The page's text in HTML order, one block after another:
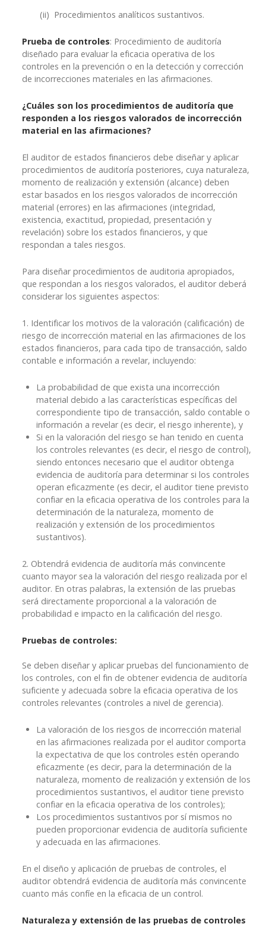
(ii) Procedimientos analíticos sustantivos.
Prueba de controles: Procedimiento de auditoría
diseñado para evaluar la eficacia operativa de los
controles en la prevención o en la detección y corrección
de incorrecciones materiales en las afirmaciones.
¿Cuáles son los procedimientos de auditoría que
responden a los riesgos valorados de incorrección
material en las afirmaciones?
El auditor de estados financieros debe diseñar y aplicar
procedimientos de auditoría posteriores, cuya naturaleza,
momento de realización y extensión (alcance) deben
estar basados en los riesgos valorados de incorrección
material (errores) en las afirmaciones (integridad,
existencia, exactitud, propiedad, presentación y
revelación) sobre los estados financieros, y que
respondan a tales riesgos.
Para diseñar procedimientos de auditoria apropiados,
que respondan a los riesgos valorados, el auditor deberá
considerar los siguientes aspectos:
1. Identificar los motivos de la valoración (calificación) de
riesgo de incorrección material en las afirmaciones de los
estados financieros, para cada tipo de transacción, saldo
contable e información a revelar, incluyendo:
La probabilidad de que exista una incorrección
material debido a las características específicas del
correspondiente tipo de transacción, saldo contable o
información a revelar (es decir, el riesgo inherente), y
Si en la valoración del riesgo se han tenido en cuenta
los controles relevantes (es decir, el riesgo de control),
siendo entonces necesario que el auditor obtenga
evidencia de auditoría para determinar si los controles
operan eficazmente (es decir, el auditor tiene previsto
confiar en la eficacia operativa de los controles para la
determinación de la naturaleza, momento de
realización y extensión de los procedimientos
sustantivos).
2. Obtendrá evidencia de auditoría más convincente
cuanto mayor sea la valoración del riesgo realizada por el
auditor. En otras palabras, la extensión de las pruebas
será directamente proporcional a la valoración de
probabilidad e impacto en la calificación del riesgo.
Pruebas de controles:
Se deben diseñar y aplicar pruebas del funcionamiento de
los controles, con el fin de obtener evidencia de auditoría
suficiente y adecuada sobre la eficacia operativa de los
controles relevantes (controles a nivel de gerencia).
La valoración de los riesgos de incorrección material
en las afirmaciones realizada por el auditor comporta
la expectativa de que los controles estén operando
eficazmente (es decir, para la determinación de la
naturaleza, momento de realización y extensión de los
procedimientos sustantivos, el auditor tiene previsto
confiar en la eficacia operativa de los controles);
Los procedimientos sustantivos por sí mismos no
pueden proporcionar evidencia de auditoría suficiente
y adecuada en las afirmaciones.
En el diseño y aplicación de pruebas de controles, el
auditor obtendrá evidencia de auditoría más convincente
cuanto más confíe en la eficacia de un control.
Naturaleza y extensión de las pruebas de controles